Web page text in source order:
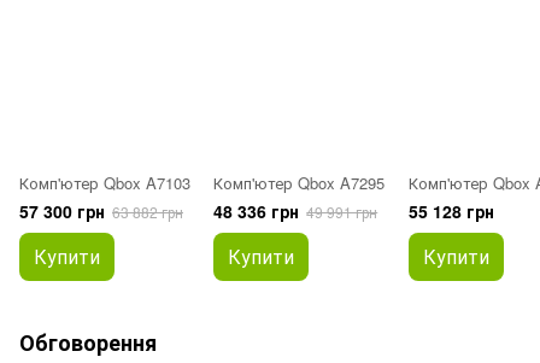
Комп'ютер Qbox A7103
57 300 грн 63 882 грн
Купити
Комп'ютер Qbox A7295
48 336 грн 49 991 грн
Купити
Комп'ютер Qbox
55 128 грн
Купити
Обговорення